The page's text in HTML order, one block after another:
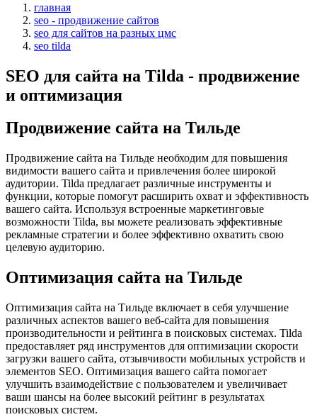
главная
seo - продвижение сайтов
seo для сайтов на разных цмс
seo tilda
SEO для сайта на Tilda - продвижение
и оптимизация
Продвижение сайта на Тильде
Продвижение сайта на Тильде необходим для повышения
видимости вашего сайта и привлечения более широкой
аудитории. Tilda предлагает различные инструменты и
функции, которые помогут расширить охват и эффективность
вашего сайта. Используя встроенные маркетинговые
возможности Tilda, вы можете реализовать эффективные
рекламные стратегии и более эффективно охватить свою
целевую аудиторию.
Оптимизация сайта на Тильде
Оптимизация сайта на Тильде включает в себя улучшение
различных аспектов вашего веб-сайта для повышения
производительности и рейтинга в поисковых системах. Tilda
предоставляет ряд инструментов для оптимизации скорости
загрузки вашего сайта, отзывчивости мобильных устройств и
элементов SEO. Оптимизация вашего сайта помогает
улучшить взаимодействие с пользователем и увеличивает
ваши шансы на более высокий рейтинг в результатах
поисковых систем.